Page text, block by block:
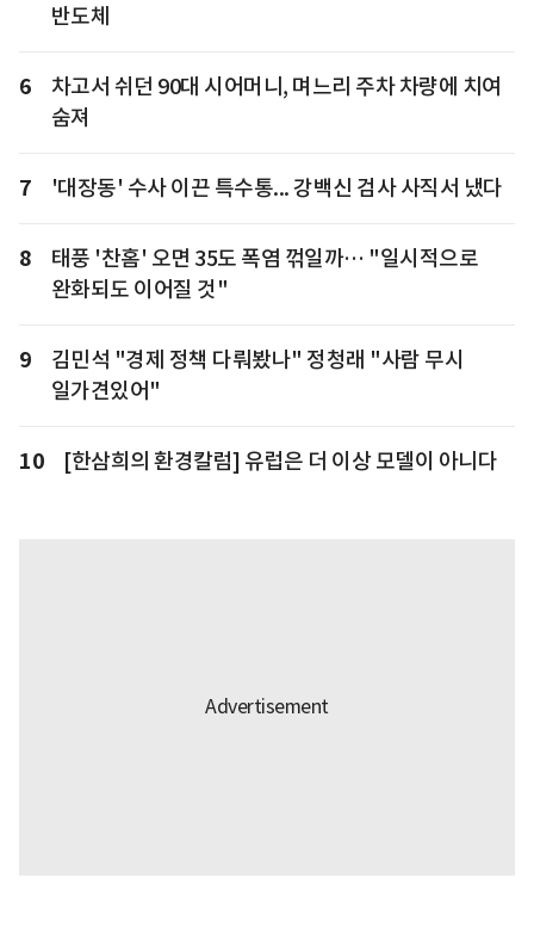
반도체
6
차고서 쉬던 90대 시어머니, 며느리 주차 차량에 치여
숨져
7 '대장동' 수사 이끈 특수통... 강백신 검사 사직서 냈다
8
태풍 '찬홈' 오면 35도 폭염 꺾일까… "일시적으로
완화되도 이어질 것"
9
김민석 "경제 정책 다뤄봤나" 정청래 "사람 무시
일가견있어"
10 [한삼희의 환경칼럼] 유럽은 더 이상 모델이 아니다